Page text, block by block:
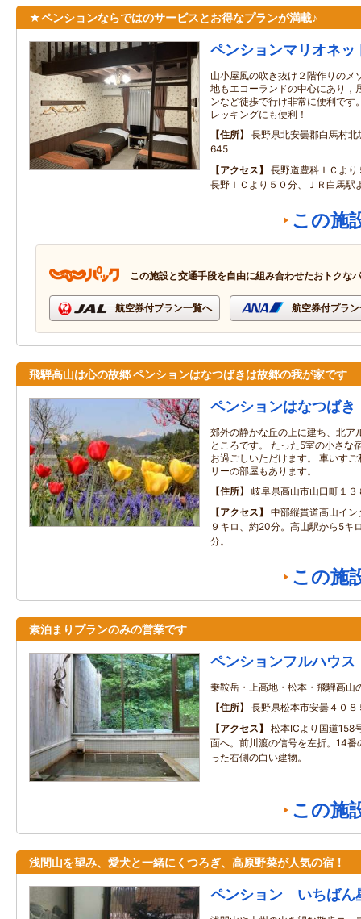
★ペンションならではのサービスとお得なプランが満載♪
ペンションマリオネッ
山小屋風の吹き抜け２階作りのメ
地もエコーランドの中心にあり，
ンなど徒歩で行け非常に便利です
レッキングにも便利！
住所
長野県北安曇郡白馬村
645
アクセス
長野道豊科ＩＣよ
長野ＩＣより５０分、ＪＲ白馬駅
この施
この施設と交通手段を自由に組み合わせたおトクな
航空券付プラン一覧へ 航空券付プラ
飛騨高山は心の故郷 ペンションはなつばきは故郷の我が家です
ペンションはなつばき
郊外の静かな丘の上に建ち、北ア
ところです。 たった5室の小さな
お過ごしいただけます。 車いす
リーの部屋もあります。
住所
岐阜県高山市山口町１３
アクセス
中部縦貫道高山イ
９キロ、約20分。高山駅から5キ
分。
この施
素泊まりプランのみの営業です
ペンションフルハウス
乗鞍岳・上高地・松本・飛騨高山
住所
長野県松本市安曇４０８
アクセス
松本ICより国道158
面へ。前川渡の信号を左折。14
った右側の白い建物。
この施
浅間山を望み、愛犬と一緒にくつろぎ、高原野菜が人気の宿！
ペンション いちばん